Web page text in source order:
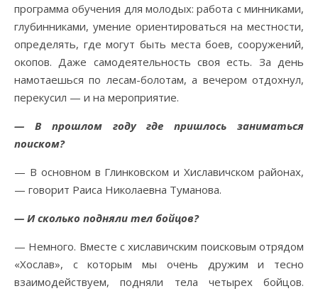
программа обучения для молодых: работа с минниками,
глубинниками, умение ориентироваться на местности,
определять, где могут быть места боев, сооружений,
окопов. Даже самодеятельность своя есть. За день
намотаешься по лесам-болотам, а вечером отдохнул,
перекусил — и на мероприятие.
— В прошлом году где пришлось заниматься
поиском?
— В основном в Глинковском и Хиславичском районах,
— говорит Раиса Николаевна Туманова.
— И сколько подняли тел бойцов?
— Немного. Вместе с хиславичским поисковым отрядом
«Хослав», с которым мы очень дружим и тесно
взаимодействуем, подняли тела четырех бойцов.